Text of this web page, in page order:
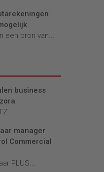
een bron van...
business
manager
Commercial
PLUS...